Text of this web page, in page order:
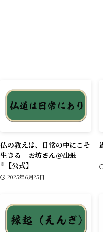
仏の教えは、日常の中にこそ
生きる｜お坊さん＠出張
®︎【公式】
2025年6月25日